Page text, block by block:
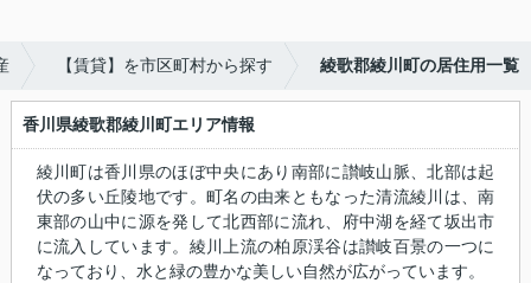
【賃貸】を市区町村から探す 綾歌郡綾川町の居住用一覧
香川県綾歌郡綾川町エリア情報
綾川町は香川県のほぼ中央にあり南部に讃岐山脈、北部は起
伏の多い丘陵地です。町名の由来ともなった清流綾川は、南
東部の山中に源を発して北西部に流れ、府中湖を経て坂出市
に流入しています。綾川上流の柏原渓谷は讃岐百景の一つに
なっており、水と緑の豊かな美しい自然が広がっています。